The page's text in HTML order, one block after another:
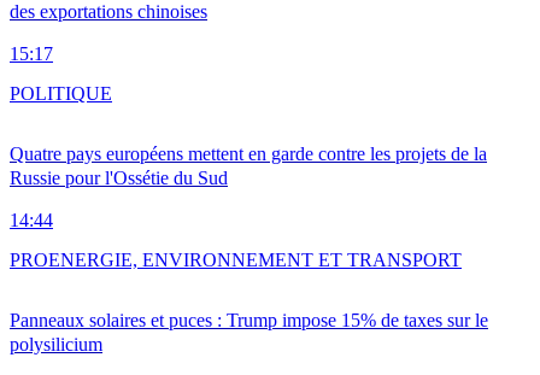
des exportations chinoises
15:17
Quatre pays européens mettent en garde contre les projets de la
Russie pour l'Ossétie du Sud
14:44
POLITIQUE
Panneaux solaires et puces : Trump impose 15% de taxes sur le
polysilicium
PROENERGIE, ENVIRONNEMENT ET TRANSPORT